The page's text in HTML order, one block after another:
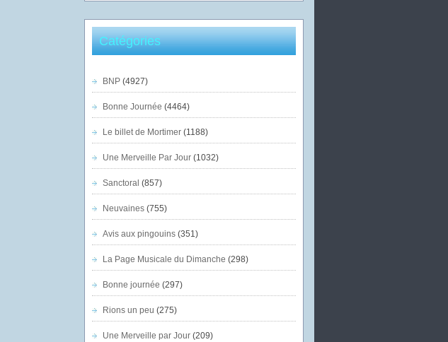
Catégories
BNP(4927)
Bonne Journée (4464)
Le billet de Mortimer(1188)
Une Merveille Par Jour(1032)
Sanctoral (857)
Neuvaines(755)
Avis aux pingouins(351)
La Page Musicale du Dimanche (298)
Bonne journée (297)
Rions un peu (275)
Une Merveille par Jour(209)